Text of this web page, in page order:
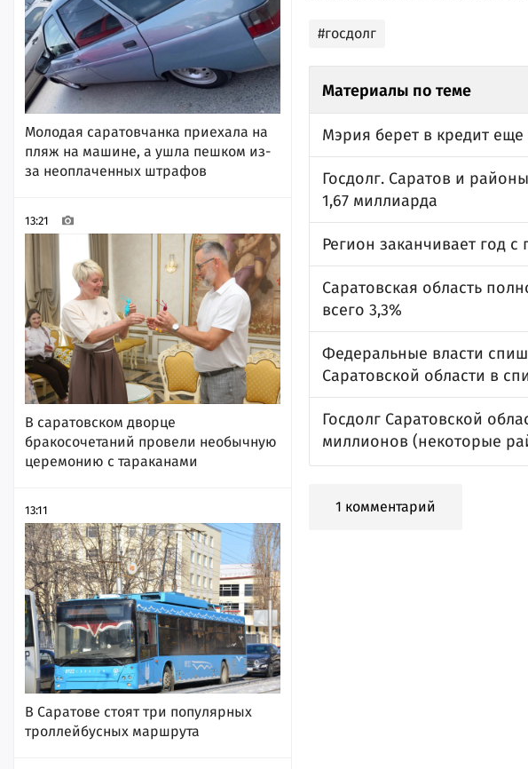
Молодая саратовчанка приехала на
пляж на машине, а ушла пешком из-
за неоплаченных штрафов
13:21
В саратовском дворце
бракосочетаний провели необычную
церемонию с тараканами
13:11
В Саратове стоят три популярных
троллейбусных маршрута
#госдолг
Материалы по теме
Мэрия берет в кредит
Госдолг. Саратов и
1,67 миллиарда
Регион заканчивает год
Саратовская область
всего 3,3%
Федеральные власти
Саратовской области в
Госдолг Саратовской
миллионов (некоторые
1 комментарий